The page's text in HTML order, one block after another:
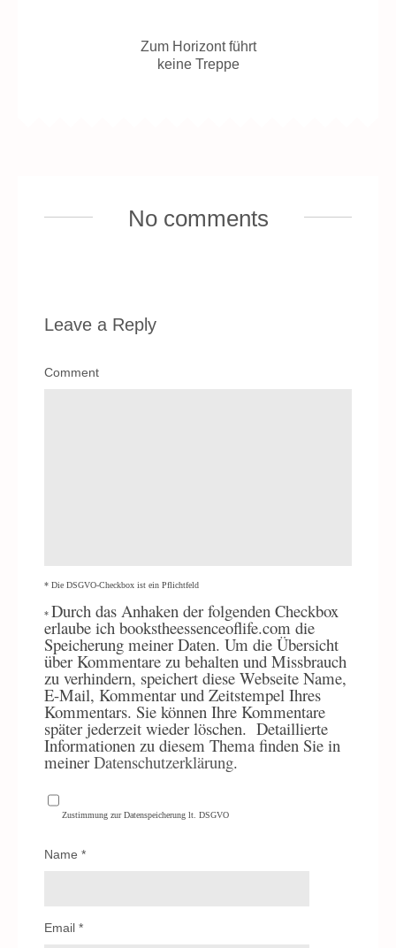
Zum Horizont führt
keine Treppe
No comments
Leave a Reply
Comment
* Die DSGVO-Checkbox ist ein Pflichtfeld
* Durch das Anhaken der folgenden Checkbox
erlaube ich bookstheessenceoflife.com die
Speicherung meiner Daten. Um die Übersicht
über Kommentare zu behalten und Missbrauch
zu verhindern, speichert diese Webseite Name,
E-Mail, Kommentar und Zeitstempel Ihres
Kommentars. Sie können Ihre Kommentare
später jederzeit wieder löschen. Detaillierte
Informationen zu diesem Thema finden Sie in
meiner Datenschutzerklärung.
Zustimmung zur Datenspeicherung lt. DSGVO
Name *
Email *